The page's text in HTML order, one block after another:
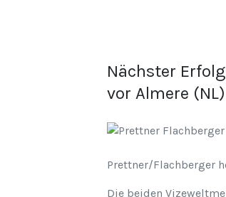
Nächster
vor Almere (NL)
Prettner/Flachberger
Die beiden